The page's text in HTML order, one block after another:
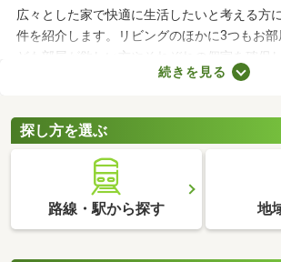
広々とした家で快適に生活したいと考える方
件を紹介します。リビングのほかに3つもお
ども部屋が欲しい方やそれぞれの個室を確保
り。物件のなかには新しい設備を用意してい
くださいね。
続きを見る
探し方を選ぶ
路線・駅から探す 地